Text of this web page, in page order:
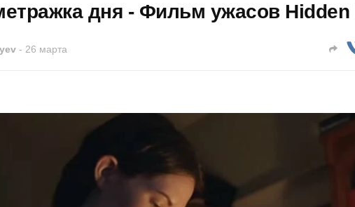
дня - Фильм ужасов Hidden
- 26 марта